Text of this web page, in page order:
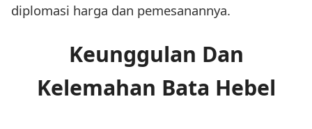
diplomasi harga dan pemesanannya.
Keunggulan Dan
Kelemahan Bata Hebel